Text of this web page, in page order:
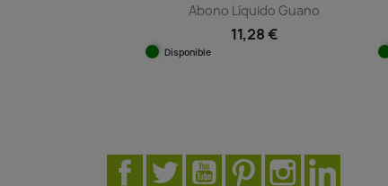
Abono Líquido Guano
11,28 €
Disponible
Facebook
Twitter YouTubePinterestInstagram